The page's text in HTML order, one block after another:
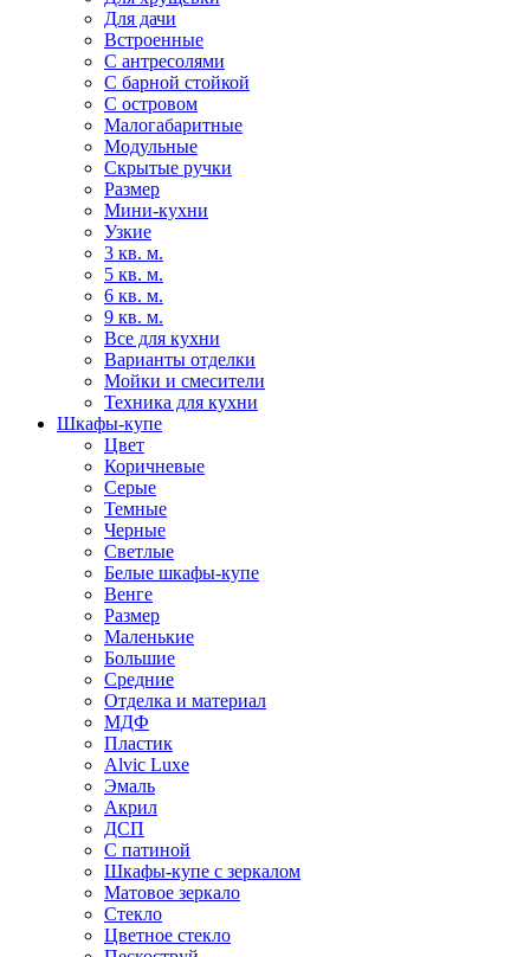
Для дачи
Встроенные
С антресолями
С барной стойкой
С островом
Малогабаритные
Модульные
Скрытые ручки
Размер
Мини-кухни
Узкие
3 кв. м.
5 кв. м.
6 кв. м.
9 кв. м.
Все для кухни
Варианты отделки
Мойки и смесители
Техника для кухни
Шкафы-купе
Цвет
Коричневые
Серые
Темные
Черные
Светлые
Белые шкафы-купе
Венге
Размер
Маленькие
Большие
Средние
Отделка и материал
МДФ
Пластик
Alvic Luxe
Эмаль
Акрил
ДСП
С патиной
Шкафы-купе с зеркалом
Матовое зеркало
Стекло
Цветное стекло